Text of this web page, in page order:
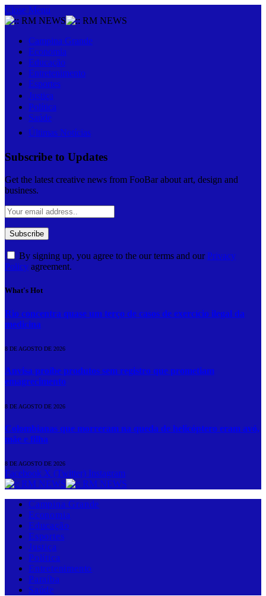
Close Menu
Campina Grande
Economia
Educação
Entretenimento
Esportes
Justiça
Política
Saúde
Últimas Notícias
Subscribe to Updates
Get the latest creative news from FooBar about art, design and
business.
By signing up, you agree to the our terms and our Privacy
Policy agreement.
What's Hot
Rio concentra quase um terço de casos de exercício ilegal da
medicina
8 DE AGOSTO DE 2026
Anvisa proíbe produtos sem registro que prometiam
emagrecimento
8 DE AGOSTO DE 2026
Colombianas que morreram na queda de helicóptero eram avó,
mãe e filha
8 DE AGOSTO DE 2026
Facebook X (Twitter) Instagram
Campina Grande
Economia
Educação
Esportes
Justiça
Política
Entretenimento
Paraíba
Saúde